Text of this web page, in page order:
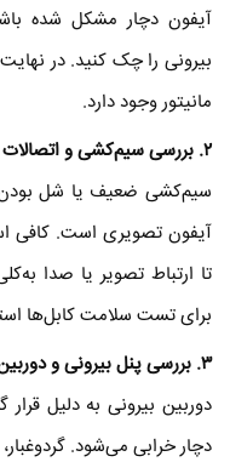
آیفون دچار مشکل شده
بیرونی را چک کنید. در
مانیتور وجود دارد.
۲. بررسی سیم‌کشی و اتصالات
سیم‌کشی ضعیف یا شل بودن
آیفون تصویری است. کافی
تا ارتباط تصویر یا صدا
برای تست سلامت کابل‌ها
۳. بررسی پنل بیرونی و
دوربین بیرونی به دلیل
دچار خرابی می‌شود.